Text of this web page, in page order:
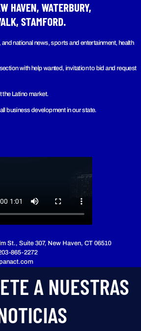
HAVEN, WATERBURY,
STAMFORD.
national news, sports and entertainment, health
with help wanted, invitation to bid and request
the Latino market.
business development in our state.
St., Suite 307, New Haven, CT 06510
865-2272
A NUESTRAS